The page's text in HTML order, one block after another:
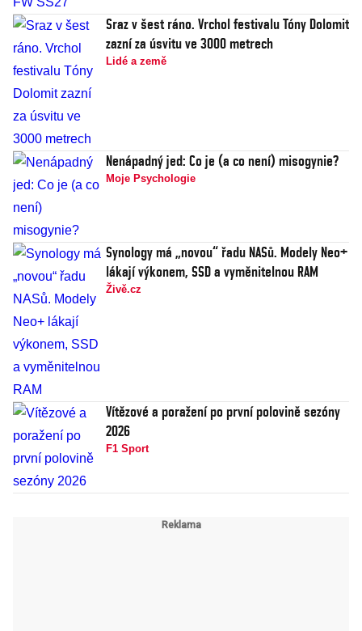
Sraz v šest ráno. Vrchol festivalu Tóny Dolomit
zazní za úsvitu ve 3000 metrech
Lidé a země
Nenápadný jed: Co je (a co není) misogynie?
Moje Psychologie
Synology má „novou“ řadu NASů. Modely Neo+
lákají výkonem, SSD a vyměnitelnou RAM
Živě.cz
Vítězové a poražení po první polovině sezóny
2026
F1 Sport